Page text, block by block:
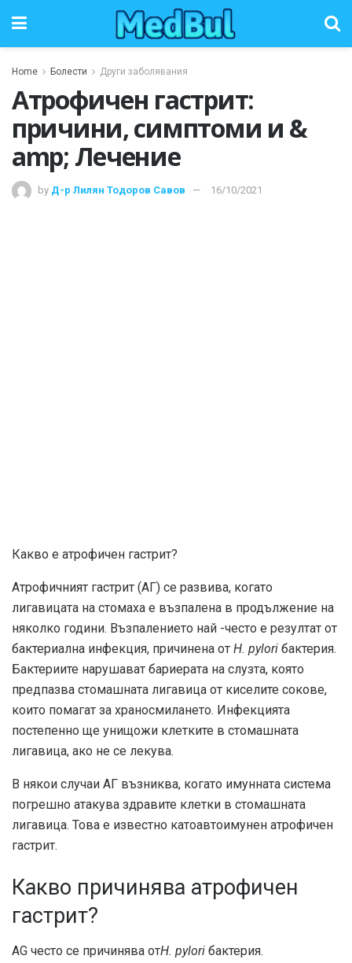
Home Болести Други заболявания
Атрофичен гастрит:
причини, симптоми и &
amp; Лечение
by Д-р Лилян Тодоров Савов 16/10/2021
Какво е атрофичен гастрит?
Атрофичният гастрит (АГ) се развива, когато
лигавицата на стомаха е възпалена в продължение на
няколко години. Възпалението най -често е резултат от
бактериална инфекция, причинена от H. pylori бактерия.
Бактериите нарушават бариерата на слузта, която
предпазва стомашната лигавица от киселите сокове,
които помагат за храносмилането. Инфекцията
постепенно ще унищожи клетките в стомашната
лигавица, ако не се лекува.
В някои случаи АГ възниква, когато имунната система
погрешно атакува здравите клетки в стомашната
лигавица. Това е известно катоавтоимунен атрофичен
гастрит.
Какво причинява атрофичен
гастрит?
AG често се причинява отH. pylori бактерия.